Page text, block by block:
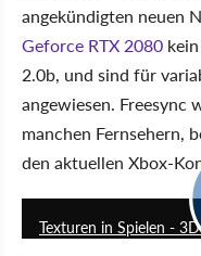
angekündigten neuen
Geforce RTX 2080
2.0b, und sind für
angewiesen. Freesync
manchen Fernsehern,
den aktuellen Xbox-
Texturen in Spielen -